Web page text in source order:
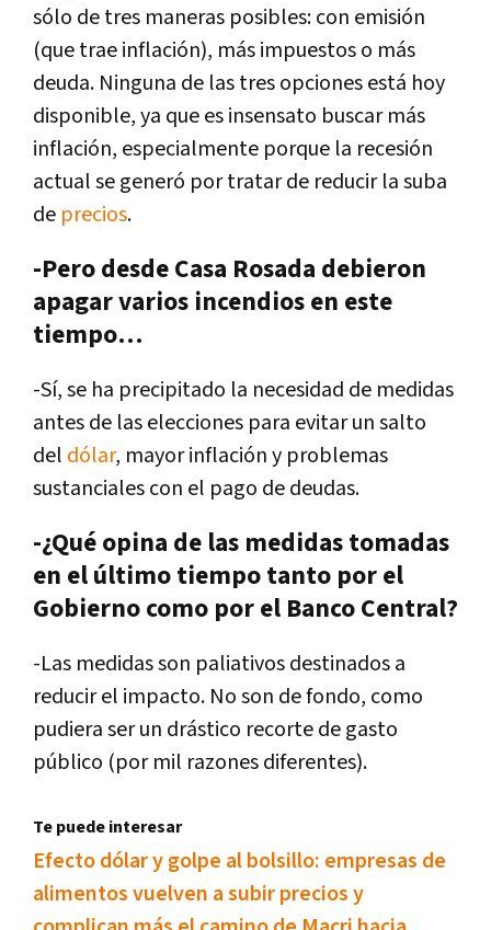
sólo de tres maneras posibles: con emisión
(que trae inflación), más impuestos o más
deuda. Ninguna de las tres opciones está hoy
disponible, ya que es insensato buscar más
inflación, especialmente porque la recesión
actual se generó por tratar de reducir la suba
de precios.
-Pero desde Casa Rosada debieron
apagar varios incendios en este
tiempo…
-Sí, se ha precipitado la necesidad de medidas
antes de las elecciones para evitar un salto
del dólar, mayor inflación y problemas
sustanciales con el pago de deudas.
-¿Qué opina de las medidas tomadas
en el último tiempo tanto por el
Gobierno como por el Banco Central?
-Las medidas son paliativos destinados a
reducir el impacto. No son de fondo, como
pudiera ser un drástico recorte de gasto
público (por mil razones diferentes).
Te puede interesar
Efecto dólar y golpe al bolsillo: empresas de
alimentos vuelven a subir precios y